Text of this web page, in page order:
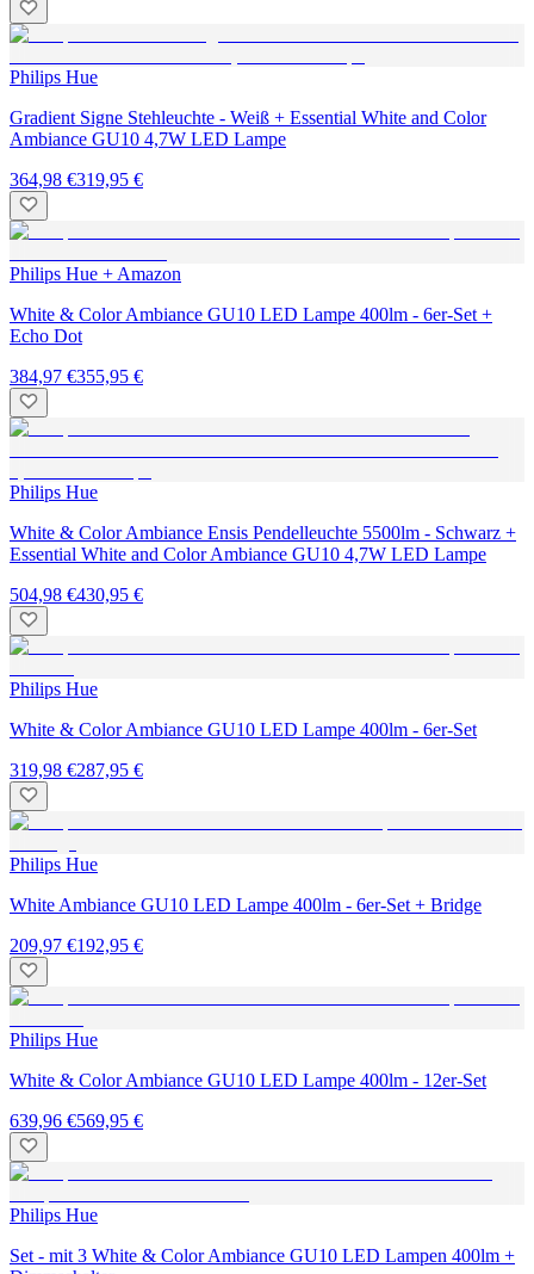
Philips Hue
Gradient Signe Stehleuchte - Weiß + Essential White and Color
Ambiance GU10 4,7W LED Lampe
364,98 €319,95 €
Philips Hue + Amazon
White & Color Ambiance GU10 LED Lampe 400lm - 6er-Set +
Echo Dot
384,97 €355,95 €
Philips Hue
White & Color Ambiance Ensis Pendelleuchte 5500lm - Schwarz +
Essential White and Color Ambiance GU10 4,7W LED Lampe
504,98 €430,95 €
Philips Hue
White & Color Ambiance GU10 LED Lampe 400lm - 6er-Set
319,98 €287,95 €
Philips Hue
White Ambiance GU10 LED Lampe 400lm - 6er-Set + Bridge
209,97 €192,95 €
Philips Hue
White & Color Ambiance GU10 LED Lampe 400lm - 12er-Set
639,96 €569,95 €
Philips Hue
Set - mit 3 White & Color Ambiance GU10 LED Lampen 400lm +